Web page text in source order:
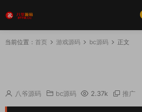
当前位置： 首页 游戏源码 bc源码 正文
八爷源码 bc源码 2.37k 推广